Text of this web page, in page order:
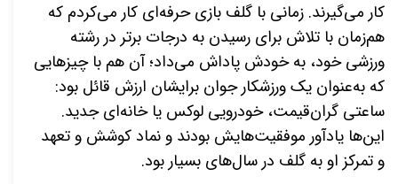
کار می‌گیرند. زمانی با گلف بازی حرفه‌ای کار می‌کردم که
هم‌زمان با تلاش برای رسیدن به درجات برتر در رشته
ورزشی خود، به خودش پاداش می‌داد؛ آن هم با چیزهایی
که به‌عنوان یک ورزشکار جوان برایشان ارزش قائل بود:
ساعتی گران‌قیمت، خودرویی لوکس یا خانه‌ای جدید.
این‌ها یادآور موفقیت‌هایش بودند و نماد کوشش و تعهد
و تمرکز او به گلف در سال‌های بسیار بود.